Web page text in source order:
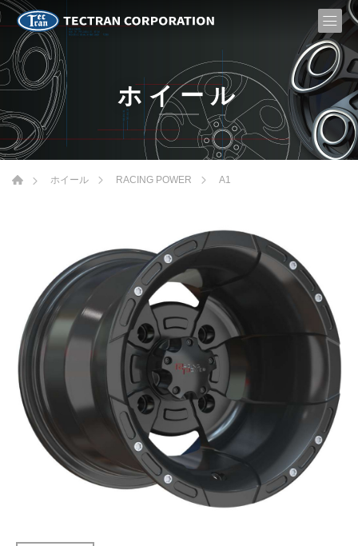
ホイール
ホイール RACING POWER A1